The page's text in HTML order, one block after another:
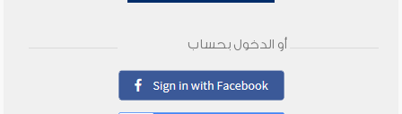
أو الدخول بحساب